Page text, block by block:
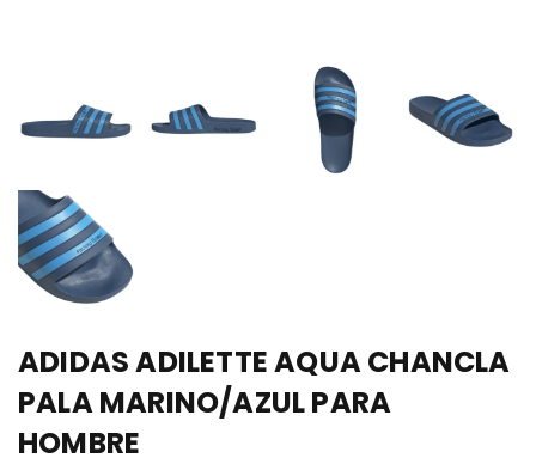
ADIDAS ADILETTE AQUA CHANCLA
PALA MARINO/AZUL PARA
HOMBRE